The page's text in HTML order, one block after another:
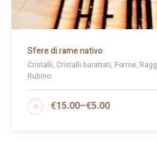
Sfere di rame nativo
Cristalli, Cristalli burattati, Forme,
Rubino
€5.00
–
€15.00
SCEGLI